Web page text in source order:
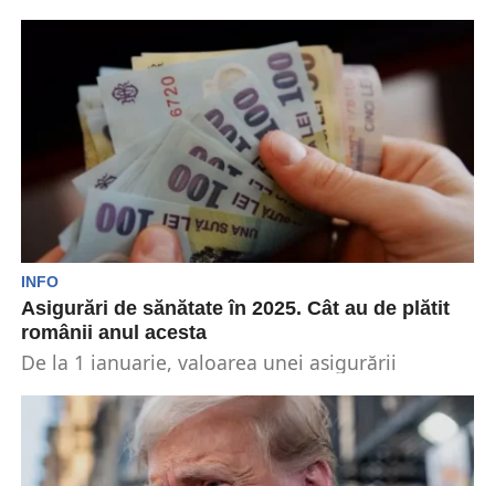
morcovi tineri poate crește nivelul de carotenoizi
în piele....
INFO
Asigurări de sănătate în 2025. Cât au de plătit
românii anul acesta
De la 1 ianuarie, valoarea unei asigurării
reprezintă 10% din...